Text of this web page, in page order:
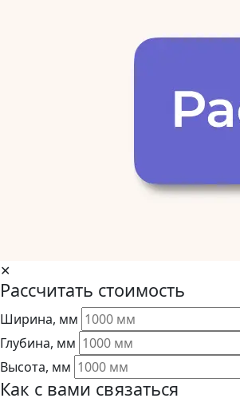
✕
Рассчитать стоимость
Ширина, мм
Глубина, мм
Высота, мм
Как с вами связаться